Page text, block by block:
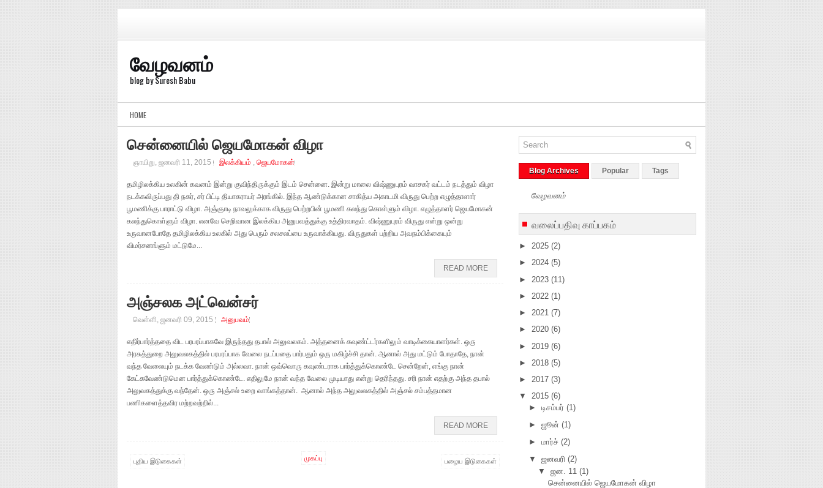
வேழவனம்
blog by Suresh Babu
HOME
சென்னையில் ஜெயமோகன் விழா
ஞாயிறு, ஜனவரி 11, 2015 இலக்கியம் , ஜெயமோகன்
தமிழிலக்கிய உலகின் கவனம் இன்று குவிந்திருக்கும் இடம் சென்னை. இன்று மாலை விஷ்ணுபுரம் வாசகர் வட்டம் நடத்தும் விழா
நடக்கவிருப்பது தி நகர், சர் பிட்டி தியாகராயர் அரங்கில். இந்த ஆண்டுக்கான சாகித்ய அகாடமி விருது பெற்ற எழுத்தாளார்
பூமணிக்கு பாராட்டு விழா. அஞ்ஞாடி நாவலுக்காக விருது பெற்றபின் பூமணி கலந்து கொள்ளும் விழா. எழுத்தாளர் ஜெயமோகன்
கலந்துகொள்ளும் விழா. எனவே செறிவான இலக்கிய அனுபவத்துக்கு உத்திரவாதம். விஷ்ணுபுரம் விருது என்று ஒன்று
உருவானபோதே தமிழிலக்கிய உலகில் அது பெரும் சலசலப்பை உருவாக்கியது. விருதுகள் பற்றிய அவநம்பிக்கையும்
விமர்சனங்ளும் மட்டுமே...
READ MORE
அஞ்சலக அட்வென்சர்
வெள்ளி, ஜனவரி 09, 2015 அனுபவம்
எதிர்பார்த்ததை விட பரபரப்பாகவே இருந்தது தபால் அலுவலகம். அத்தனைக் கவுண்ட்டர்களிலும் வாடிக்கையாளர்கள். ஒரு
அரசுத்துறை அலுவலகத்தில் பரபரப்பாக வேலை நடப்பதை பார்பதும் ஒரு மகிழ்ச்சி தான். ஆனால் அது மட்டும் போதாதே, நான்
வந்த வேலையும் நடக்க வேண்டும் அல்லவா. நான் ஒவ்வொரு கவுண்டராக பார்த்துக்கொண்டே சென்றேன், எங்கு நான்
கேட்கவேண்டுமென பார்த்துக்கொண்டே. எதிலுமே நான் வந்த வேலை முடியாது என்று தெரிந்தது. சரி நான் எதற்கு அந்த தபால்
அலுவகத்துக்கு வந்தேன். ஒரு அஞ்சல் உறை வாங்கத்தான். ஆனால் அந்த அலுவலகத்தில் அஞ்சல் சம்பத்தமான
பணிகளைத்தவிர மற்றவற்றில்...
READ MORE
புதிய இடுகைகள் பழைய இடுகைகள்
முகப்பு
Blog Archives Popular Tags
வேழவனம்
வலைப்பதிவு காப்பகம்
► 2025 (2)
► 2024 (5)
► 2023 (11)
► 2022 (1)
► 2021 (7)
► 2020 (6)
► 2019 (6)
► 2018 (5)
► 2017 (3)
▼
2015 (6)
► டிசம்பர் (1)
► ஜூன் (1)
► மார்ச் (2)
▼
ஜனவரி (2)
▼
ஜன. 11(1)
சென்னையில் ஜெயமோகன் விழா